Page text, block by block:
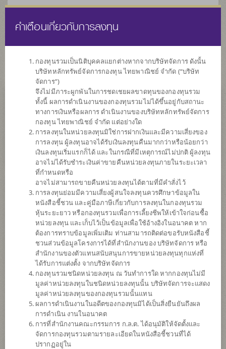
หน้าแรก รายการกองทุน ข้อมูลกองทุน
ค้นหากองทุนดีๆ กับ scbam
กองทุนเปิดไทยพาณิชย์ หุ้นอินเดีย แอคทีฟ
คำเตือนเกี่ยวกับการลงทุน
กองทุนรวมเป็นนิติบุคคลแยกต่างหากจากบริษัทจัดการ ดังนั้น
บริษัทหลักทรัพย์จัดการกองทุน ไทยพาณิชย์ จำกัด (“บริษัท
จัดการ”)
จึงไม่มีภาระผูกพันในการชดเชยผลขาดทุนของกองทุนรวม
ทั้งนี้ ผลการดำเนินงานของกองทุนรวมไม่ได้ขึ้นอยู่กับสถานะ
ทางการเงินหรือผลการ ดำเนินงานของบริษัทหลักทรัพย์จัดการ
กองทุน ไทยพาณิชย์ จำกัด แต่อย่างใด
การลงทุนในหน่วยลงทุนมิใช่การฝากเงินและมีความเสี่ยงของ
การลงทุน ผู้ลงทุนอาจได้รับเงินลงทุนคืนมากกว่าหรือน้อยกว่า
เงินลงทุนเริ่มแรกก็ได้ และในกรณีที่มีเหตุการณ์ไม่ปกติ ผู้ลงทุน
อาจไม่ได้รับชำระเงินค่าขายคืนหน่วยลงทุนภายในระยะเวลา
ที่กำหนดหรือ
อาจไม่สามารถขายคืนหน่วยลงทุนได้ตามที่มีคำสั่งไว้
การลงทุนย่อมมีความเสี่ยงผู้สนใจลงทุนควรศึกษาข้อมูลใน
หนังสือชี้ชวน และคู่มือภาษีเกี่ยวกับการลงทุนในกองทุนรวม
หุ้นระยะยาว หรือกองทุนรวมเพื่อการเลี้ยงชีพให้เข้าใจก่อนซื้อ
หน่วยลงทุน และเก็บไว้เป็นข้อมูลเพื่อใช้อ้างอิงในอนาคต หาก
ต้องการทราบข้อมูลเพิ่มเติม ท่านสามารถติดต่อขอรับหนังสือชี้
ชวนส่วนข้อมูลโครงการได้ที่สำนักงานของ บริษัทจัดการ หรือ
สำนักงานของตัวแทนสนับสนุนการขายหน่วยลงทุนทุกแห่งที่
ได้รับการแต่งตั้ง จากบริษัทจัดการ
กองทุนรวมชนิดหน่วยลงทุน ณ วันทำการใด หากกองทุนไม่มี
มูลค่าหน่วยลงทุนในชนิดหน่วยลงทุนนั้น บริษัทจัดการจะแสดง
มูลค่าหน่วยลงทุนของกองทุนรวมนั้นแทน
ผลการดำเนินงานในอดีตของกองทุนมิได้เป็นสิ่งยืนยันถึงผล
การดำเนิน งานในอนาคต
การที่สำนักงานคณะกรรมการ ก.ล.ต. ได้อนุมัติให้จัดตั้งและ
จัดการกองทุนรวมตามรายละเอียดในหนังสือชี้ชวนที่ได้
ปรากฏอยู่ใน